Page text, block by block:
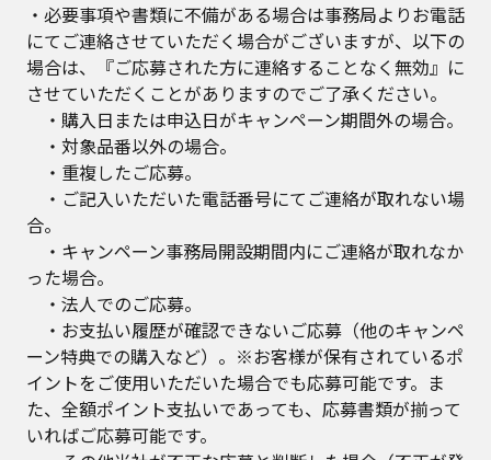
・必要事項や書類に不備がある場合は事務局よりお電話
にてご連絡させていただく場合がございますが、以下の
場合は、『ご応募された方に連絡することなく無効』に
させていただくことがありますのでご了承ください。
・購入日または申込日がキャンペーン期間外の場合。
・対象品番以外の場合。
・重複したご応募。
・ご記入いただいた電話番号にてご連絡が取れない場
合。
・キャンペーン事務局開設期間内にご連絡が取れなか
った場合。
・法人でのご応募。
・お支払い履歴が確認できないご応募（他のキャンペ
ーン特典での購入など）。※お客様が保有されているポ
イントをご使用いただいた場合でも応募可能です。ま
た、全額ポイント支払いであっても、応募書類が揃って
いればご応募可能です。